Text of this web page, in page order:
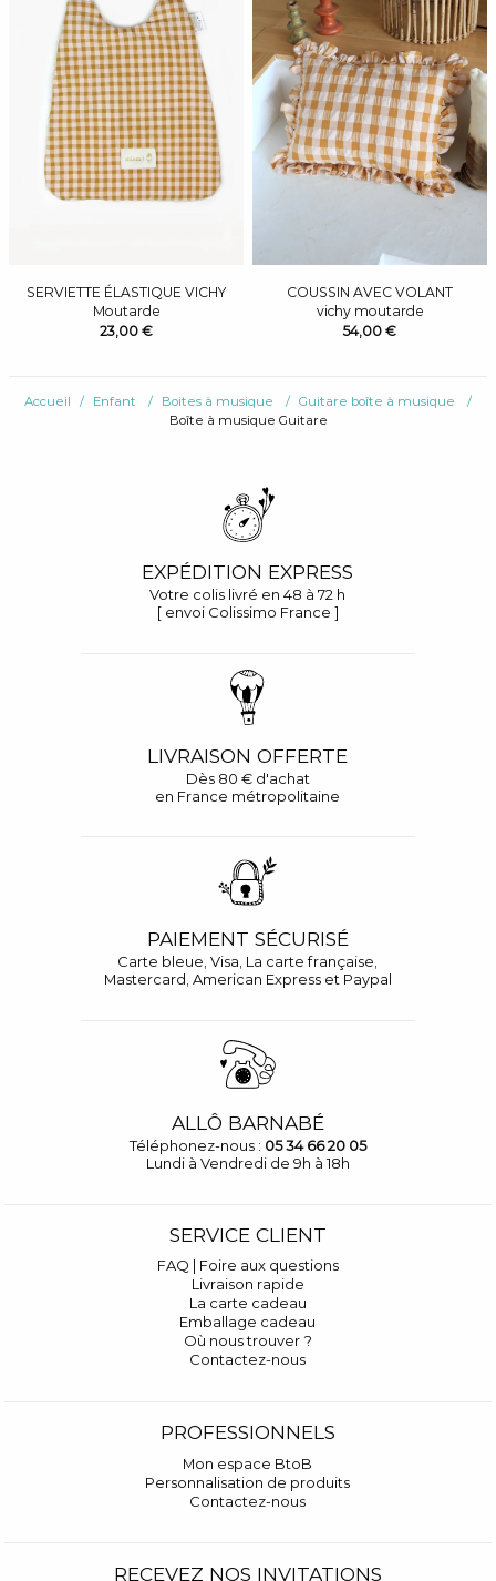
SERVIETTE ÉLASTIQUE VICHY
Moutarde
23,00 €
COUSSIN AVEC VOLANT
vichy moutarde
54,00 €
Accueil Enfant Boites à musique
Guitare boîte à musique
Boîte à musique Guitare
EXPÉDITION EXPRESS
Votre colis livré en 48 à 72 h
[ envoi Colissimo France ]
LIVRAISON OFFERTE
Dès 80 € d'achat
en France métropolitaine
PAIEMENT SÉCURISÉ
Carte bleue, Visa, La carte française,
Mastercard, American Express et Paypal
ALLÔ BARNABÉ
Téléphonez-nous : 05 34 66 20 05
Lundi à Vendredi de 9h à 18h
SERVICE CLIENT
FAQ | Foire aux questions
Livraison rapide
La carte cadeau
Emballage cadeau
Où nous trouver ?
Contactez-nous
PROFESSIONNELS
Mon espace BtoB
Personnalisation de produits
Contactez-nous
RECEVEZ NOS INVITATIONS